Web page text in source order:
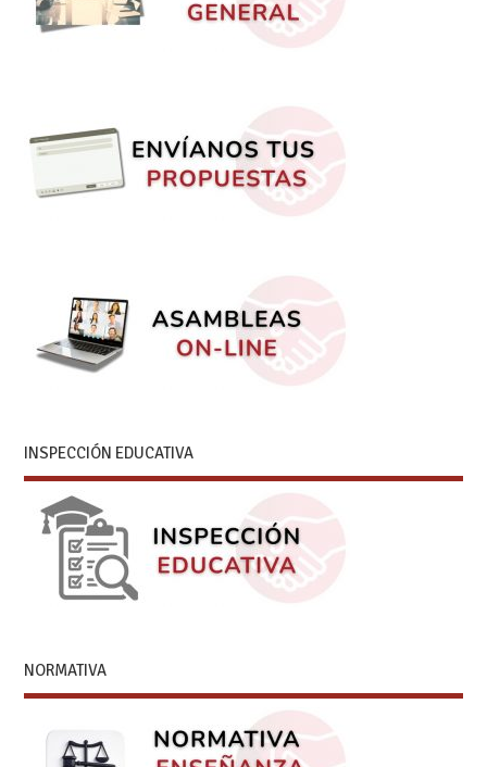
INSPECCIÓN EDUCATIVA
NORMATIVA